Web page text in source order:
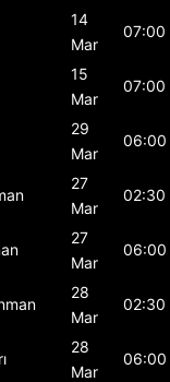
14
Mar
07:00
15
Mar
07:00
29
Mar
06:00
27
Mar
02:30
27
Mar
06:00
28
Mar
02:30
28
Mar
06:00